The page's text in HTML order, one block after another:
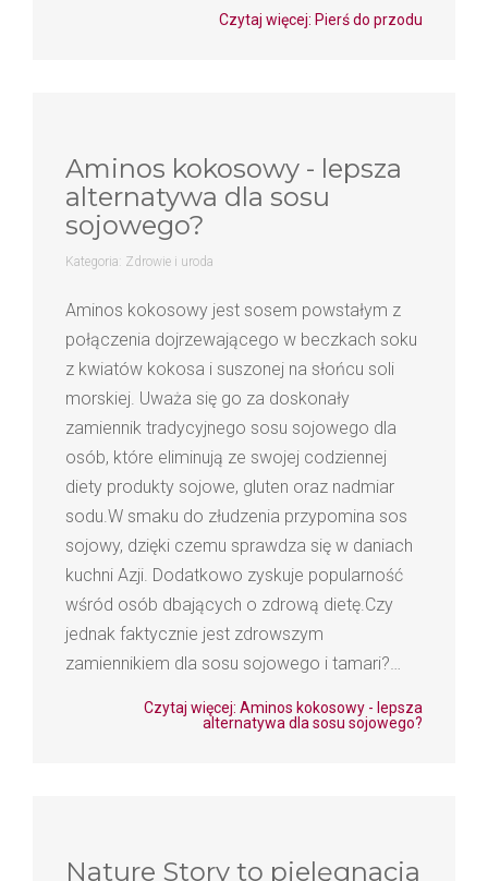
Czytaj więcej: Pierś do przodu
Aminos kokosowy - lepsza
alternatywa dla sosu
sojowego?
Kategoria: Zdrowie i uroda
Aminos kokosowy jest sosem powstałym z
połączenia dojrzewającego w beczkach soku
z kwiatów kokosa i suszonej na słońcu soli
morskiej. Uważa się go za doskonały
zamiennik tradycyjnego sosu sojowego dla
osób, które eliminują ze swojej codziennej
diety produkty sojowe, gluten oraz nadmiar
sodu.W smaku do złudzenia przypomina sos
sojowy, dzięki czemu sprawdza się w daniach
kuchni Azji. Dodatkowo zyskuje popularność
wśród osób dbających o zdrową dietę.Czy
jednak faktycznie jest zdrowszym
zamiennikiem dla sosu sojowego i tamari?…
Czytaj więcej: Aminos kokosowy - lepsza
alternatywa dla sosu sojowego?
Nature Story to pielęgnacja